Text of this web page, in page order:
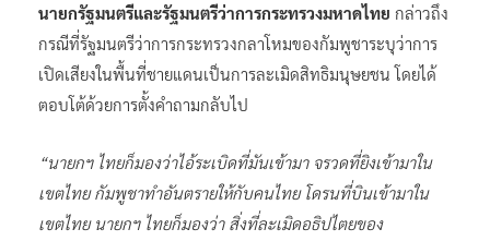
นายกรัฐมนตรีและรัฐมนตรีว่าการกระทรวงมหาดไทย กล่าวถึง
กรณีที่รัฐมนตรีว่าการกระทรวงกลาโหมของกัมพูชาระบุว่าการ
เปิดเสียงในพื้นที่ชายแดนเป็นการละเมิดสิทธิมนุษยชน โดยได้
ตอบโต้ด้วยการตั้งคำถามกลับไป
“นายกฯ ไทยก็มองว่าไอ้ระเบิดที่มันเข้ามา จรวดที่ยิงเข้ามาใน
เขตไทย กัมพูชาทำอันตรายให้กับคนไทย โดรนที่บินเข้ามาใน
เขตไทย นายกฯ ไทยก็มองว่า สิ่งที่ละเมิดอธิปไตยของ